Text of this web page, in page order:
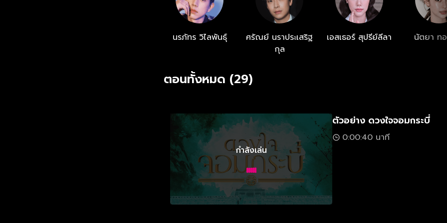
นรภัทร วิไลพันธุ์
ศรัณย์ นราประเสริฐ
กุล
เอสเธอร์ สุปรีย์ลีลา นัตยา ท
ตอนทั้งหมด (29)
กำลังเล่น
ตัวอย่าง ดวงใจจอมกระบี่
0:00:40 นาที